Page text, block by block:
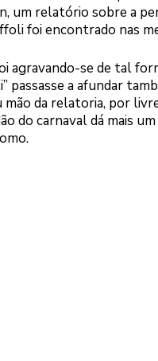
um relatório sobre a
foi encontrado nas
agravando-se de tal
passasse a afundar
da relatoria, por
do carnaval dá mais